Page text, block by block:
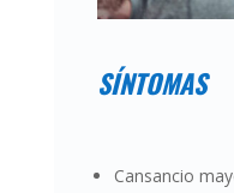
SÍNTOMAS
Cansancio